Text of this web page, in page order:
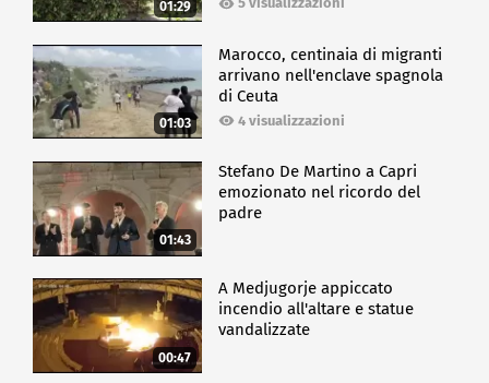
01:29
01:03
Marocco, centinaia di migranti
arrivano nell'enclave spagnola
di Ceuta
4 visualizzazioni
01:43
Stefano De Martino a Capri
emozionato nel ricordo del
padre
00:47
A Medjugorje appiccato
incendio all'altare e statue
vandalizzate